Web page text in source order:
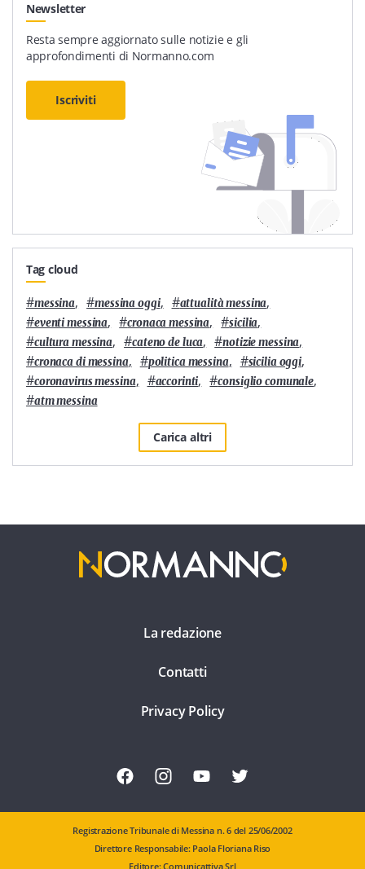
Newsletter
Resta sempre aggiornato sulle notizie e gli
approfondimenti di Normanno.com
Iscriviti
Tag cloud
#messina, #messina oggi, #attualità messina,
#eventi messina, #cronaca messina, #sicilia,
#cultura messina, #cateno de luca, #notizie messina,
#cronaca di messina, #politica messina, #sicilia oggi,
#coronavirus messina, #accorinti, #consiglio comunale,
#atm messina
Carica altri
La redazione
Contatti
Privacy Policy
Registrazione Tribunale di Messina n. 6 del 25/06/2002
Direttore Responsabile: Paola Floriana Riso
Editore: Comunicattiva Srl